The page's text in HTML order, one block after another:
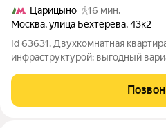
Царицыно
16 мин.
Москва,улица Бехтерева,43к2
Id 63631. Двухкомнатная
инфраструктурой: выгодный
этой квартире годами царило
из ключевых